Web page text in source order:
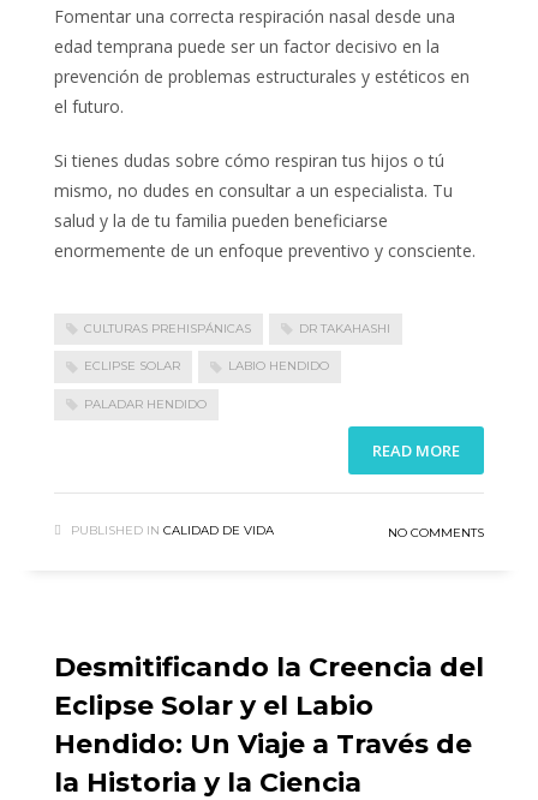
Fomentar una correcta respiración nasal desde una
edad temprana puede ser un factor decisivo en la
prevención de problemas estructurales y estéticos en
el futuro.
Si tienes dudas sobre cómo respiran tus hijos o tú
mismo, no dudes en consultar a un especialista. Tu
salud y la de tu familia pueden beneficiarse
enormemente de un enfoque preventivo y consciente.
CULTURAS PREHISPÁNICAS DR TAKAHASHI
ECLIPSE SOLAR LABIO HENDIDO
PALADAR HENDIDO
READ MORE
PUBLISHED IN CALIDAD DE VIDA NO COMMENTS
Desmitificando la Creencia del
Eclipse Solar y el Labio
Hendido: Un Viaje a Través de
la Historia y la Ciencia